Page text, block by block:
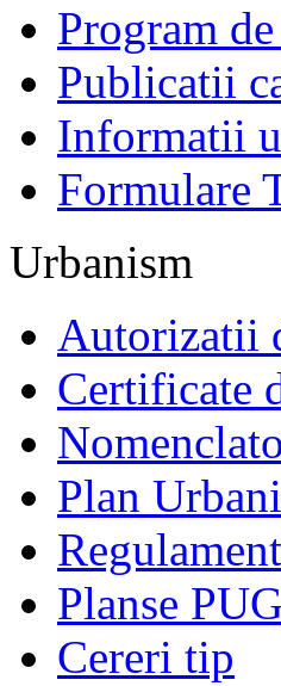
Program
Publicatii
Informatii
Formulare
Urbanism
Autorizatii
Certificate
Plan
Planse PUG
Cereri tip